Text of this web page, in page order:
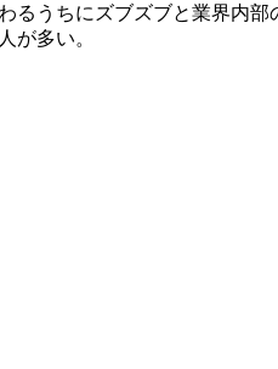
うちにズブズブと業界内
が多い。